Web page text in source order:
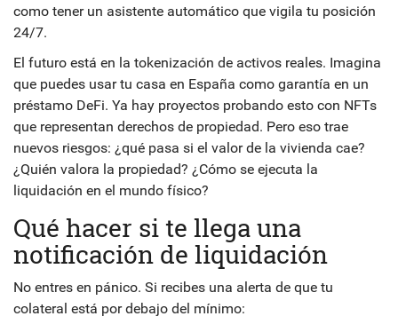
como tener un asistente automático que vigila tu posición
24/7.
El futuro está en la tokenización de activos reales. Imagina
que puedes usar tu casa en España como garantía en un
préstamo DeFi. Ya hay proyectos probando esto con NFTs
que representan derechos de propiedad. Pero eso trae
nuevos riesgos: ¿qué pasa si el valor de la vivienda cae?
¿Quién valora la propiedad? ¿Cómo se ejecuta la
liquidación en el mundo físico?
Qué hacer si te llega una
notificación de liquidación
No entres en pánico. Si recibes una alerta de que tu
colateral está por debajo del mínimo: